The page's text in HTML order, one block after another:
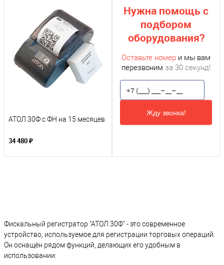
АТОЛ 30Ф с ФН на 15 месяцев
34 480 ₽
Нужна помощь с
подбором
оборудования?
Оставьте номер и мы вам
перезвоним за 30 секунд!
Жду звонка!
Фискальный регистратор "АТОЛ 30Ф" - это современное
устройство, используемое для регистрации торговых операций.
Он оснащён рядом функций, делающих его удобным в
использовании: